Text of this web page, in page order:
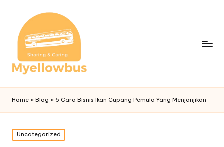
Home » Blog » 6 Cara Bisnis Ikan Cupang Pemula Yang Menjanjikan
Posted
in
Uncategorized